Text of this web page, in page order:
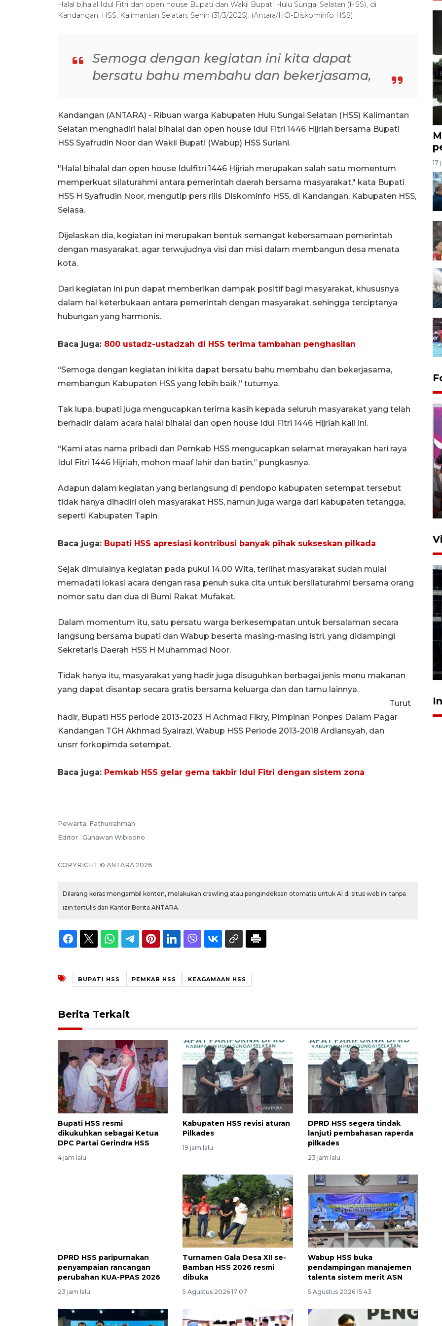
Halal bihalal Idul Fitri dan open house Bupati dan Wakil Bupati Hulu Sungai Selatan (HSS), di
Kandangan, HSS, Kalimantan Selatan, Senin (31/3/2025). (Antara/HO-Diskominfo HSS)
Semoga dengan kegiatan ini kita dapat
bersatu bahu membahu dan bekerjasama,
Kandangan (ANTARA) - Ribuan warga Kabupaten Hulu Sungai Selatan (HSS) Kalimantan
Selatan menghadiri halal bihalal dan open house Idul Fitri 1446 Hijriah bersama Bupati
HSS Syafrudin Noor dan Wakil Bupati (Wabup) HSS Suriani.
"Halal bihalal dan open house Idulfitri 1446 Hijriah merupakan salah satu momentum
memperkuat silaturahmi antara pemerintah daerah bersama masyarakat," kata Bupati
HSS H Syafrudin Noor, mengutip pers rilis Diskominfo HSS, di Kandangan, Kabupaten HSS,
Selasa.
Dijelaskan dia, kegiatan ini merupakan bentuk semangat kebersamaan pemerintah
dengan masyarakat, agar terwujudnya visi dan misi dalam membangun desa menata
kota.
Dari kegiatan ini pun dapat memberikan dampak positif bagi masyarakat, khususnya
dalam hal keterbukaan antara pemerintah dengan masyarakat, sehingga terciptanya
hubungan yang harmonis.
Baca juga: 800 ustadz-ustadzah di HSS terima tambahan penghasilan
“Semoga dengan kegiatan ini kita dapat bersatu bahu membahu dan bekerjasama,
membangun Kabupaten HSS yang lebih baik,” tuturnya.
Tak lupa, bupati juga mengucapkan terima kasih kepada seluruh masyarakat yang telah
berhadir dalam acara halal bihalal dan open house Idul Fitri 1446 Hijriah kali ini.
“Kami atas nama pribadi dan Pemkab HSS mengucapkan selamat merayakan hari raya
Idul Fitri 1446 Hijriah, mohon maaf lahir dan batin,” pungkasnya.
Adapun dalam kegiatan yang berlangsung di pendopo kabupaten setempat tersebut
tidak hanya dihadiri oleh masyarakat HSS, namun juga warga dari kabupaten tetangga,
seperti Kabupaten Tapin.
Baca juga: Bupati HSS apresiasi kontribusi banyak pihak sukseskan pilkada
Sejak dimulainya kegiatan pada pukul 14.00 Wita, terlihat masyarakat sudah mulai
memadati lokasi acara dengan rasa penuh suka cita untuk bersilaturahmi bersama orang
nomor satu dan dua di Bumi Rakat Mufakat.
Dalam momentum itu, satu persatu warga berkesempatan untuk bersalaman secara
langsung bersama bupati dan Wabup beserta masing-masing istri, yang didampingi
Sekretaris Daerah HSS H Muhammad Noor.
Tidak hanya itu, masyarakat yang hadir juga disuguhkan berbagai jenis menu makanan
yang dapat disantap secara gratis bersama keluarga dan dan tamu lainnya.
Turut
hadir, Bupati HSS periode 2013-2023 H Achmad Fikry, Pimpinan Ponpes Dalam Pagar
Kandangan TGH Akhmad Syairazi, Wabup HSS Periode 2013-2018 Ardiansyah, dan
unsrr forkopimda setempat.
Baca juga: Pemkab HSS gelar gema takbir Idul Fitri dengan sistem zona
Pewarta: Fathurrahman
Editor : Gunawan Wibisono
COPYRIGHT © ANTARA 2026
Dilarang keras mengambil konten, melakukan crawling atau pengindeksan otomatis untuk AI di situs web ini tanpa
izin tertulis dari Kantor Berita ANTARA.
BUPATI HSS PEMKAB HSS KEAGAMAAN HSS
Berita Terkait
Bupati HSS resmi
dikukuhkan sebagai Ketua
DPC Partai Gerindra HSS
4 jam lalu
Kabupaten HSS revisi aturan
Pilkades
19 jam lalu
DPRD HSS segera tindak
lanjuti pembahasan raperda
pilkades
23 jam lalu
DPRD HSS paripurnakan
penyampaian rancangan
perubahan KUA-PPAS 2026
23 jam lalu
Turnamen Gala Desa XII se-
Bamban HSS 2026 resmi
dibuka
5 Agustus 2026 17:07
Wabup HSS buka
pendampingan manajemen
talenta sistem merit ASN
5 Agustus 2026 15:43
17
Ketua DPRD Syahrial hadiri
Bola Usia Dini
23 Juli 2026 21:36
Feature - Kalsel Merangkul
Anak Putus Sekolah Lewat
Pendidikan Kesetaraan